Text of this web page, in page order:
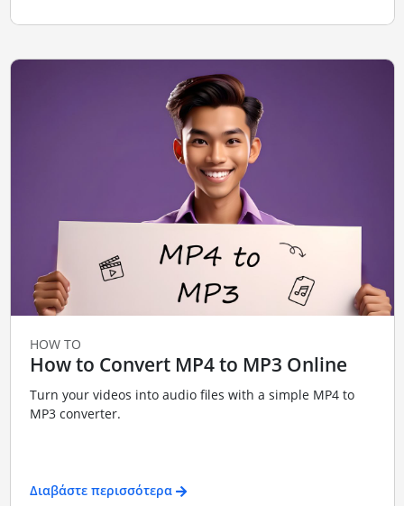
HOW TO
How to Convert MP4 to MP3 Online
Turn your videos into audio files with a simple MP4 to
MP3 converter.
Διαβάστε περισσότερα